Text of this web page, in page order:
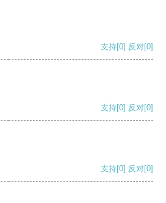
支持[0] 反对[0]
支持[0] 反对[0]
支持[0] 反对[0]